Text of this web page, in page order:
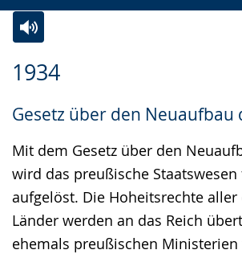
1934
Gesetz über den Neuaufbau
Mit dem Gesetz über den
wird das preußische Staatswesen
aufgelöst. Die Hoheitsrechte aller
Länder werden an das Reich
ehemals preußischen
Leichten
wechseln.
Audio-
Video
Deutscher
Gebärdensprache
wird
angezeigt.